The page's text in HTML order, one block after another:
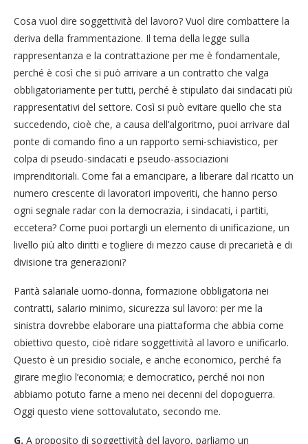
Cosa vuol dire soggettività del lavoro? Vuol dire combattere la
deriva della frammentazione. Il tema della legge sulla
rappresentanza e la contrattazione per me è fondamentale,
perché è così che si può arrivare a un contratto che valga
obbligatoriamente per tutti, perché è stipulato dai sindacati più
rappresentativi del settore. Così si può evitare quello che sta
succedendo, cioè che, a causa dell’algoritmo, puoi arrivare dal
ponte di comando fino a un rapporto semi-schiavistico, per
colpa di pseudo-sindacati e pseudo-associazioni
imprenditoriali. Come fai a emancipare, a liberare dal ricatto un
numero crescente di lavoratori impoveriti, che hanno perso
ogni segnale radar con la democrazia, i sindacati, i partiti,
eccetera? Come puoi portargli un elemento di unificazione, un
livello più alto diritti e togliere di mezzo cause di precarietà e di
divisione tra generazioni?
Parità salariale uomo-donna, formazione obbligatoria nei
contratti, salario minimo, sicurezza sul lavoro: per me la
sinistra dovrebbe elaborare una piattaforma che abbia come
obiettivo questo, cioè ridare soggettività al lavoro e unificarlo.
Questo è un presidio sociale, e anche economico, perché fa
girare meglio l’economia; e democratico, perché noi non
abbiamo potuto farne a meno nei decenni del dopoguerra.
Oggi questo viene sottovalutato, secondo me.
G. A proposito di soggettività del lavoro, parliamo un